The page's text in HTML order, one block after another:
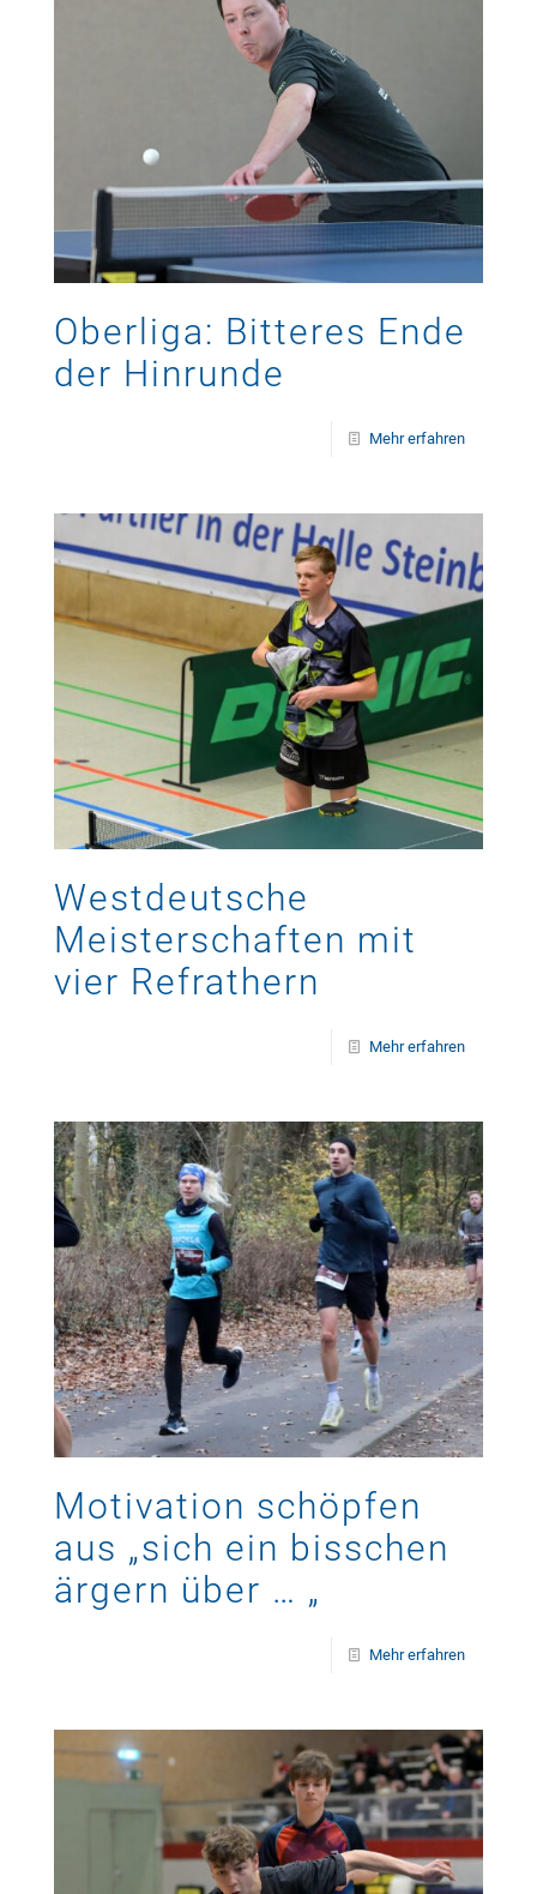
Oberliga: Bitteres Ende
der Hinrunde
Mehr erfahren
Westdeutsche
Meisterschaften mit
vier Refrathern
Mehr erfahren
Motivation schöpfen
aus „sich ein bisschen
ärgern über … „
Mehr erfahren